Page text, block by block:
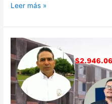
Leer más »
Contraloría
declara
responsables
fiscales
por
millonario